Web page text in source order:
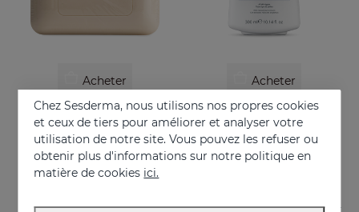
Acheter
HIDRAVEN Pain Dermatologique
10.95 €
Acheter
22.95 €
Chez Sesderma, nous utilisons nos propres cookies
et ceux de tiers pour améliorer et analyser votre
utilisation de notre site. Vous pouvez les refuser ou
obtenir plus d'informations sur notre politique en
matière de cookies ici.